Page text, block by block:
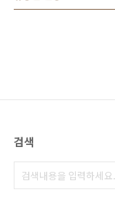
검색